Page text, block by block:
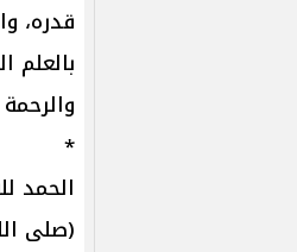
قدره،
بالعلم
*
الحمد
(صلى